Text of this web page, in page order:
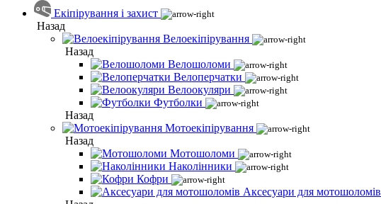
Екіпірування і захист
Назад
Велоекіпірування
Назад
Велошоломи
Велоперчатки
Велоокуляри
Футболки
Назад
Мотоекіпірування
Назад
Мотошоломи
Наколінники
Кофри
Аксесуари для мотошоломів